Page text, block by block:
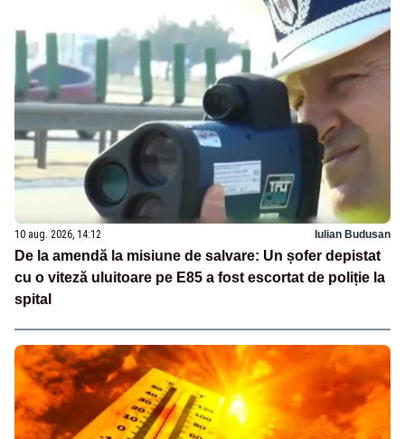
10 aug. 2026, 14:12 Iulian Budusan
De la amendă la misiune de salvare: Un șofer depistat
cu o viteză uluitoare pe E85 a fost escortat de poliție la
spital